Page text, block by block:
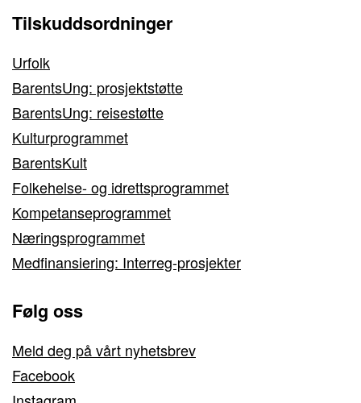
Tilskuddsordninger
Urfolk
BarentsUng: prosjektstøtte
BarentsUng: reisestøtte
Kulturprogrammet
BarentsKult
Folkehelse- og idrettsprogrammet
Kompetanseprogrammet
Næringsprogrammet
Medfinansiering: Interreg-prosjekter
Følg oss
Meld deg på vårt nyhetsbrev
Facebook